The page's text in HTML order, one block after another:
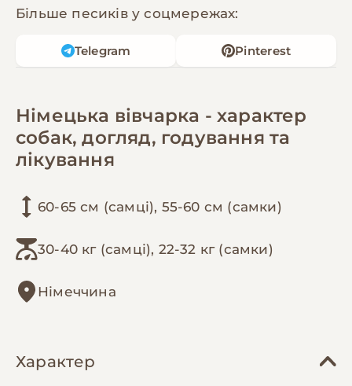
Більше песиків у соцмережах:
Telegram Pinterest
Німецька вівчарка - характер
собак, догляд, годування та
лікування
60-65 см (самці), 55-60 см (самки)
30-40 кг (самці), 22-32 кг (самки)
Німеччина
Характер